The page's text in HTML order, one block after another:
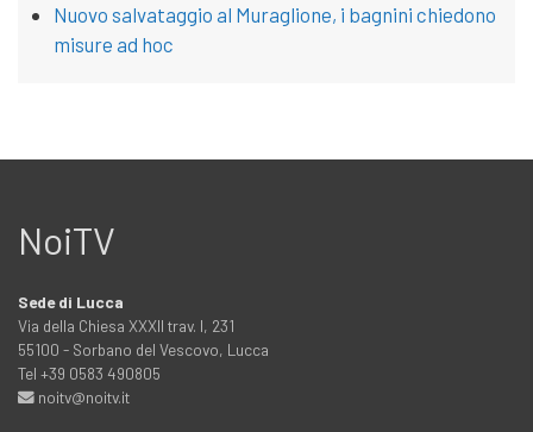
Nuovo salvataggio al Muraglione, i bagnini chiedono
misure ad hoc
NoiTV
Sede di Lucca
Via della Chiesa XXXII trav. I, 231
55100 - Sorbano del Vescovo, Lucca
Tel +39 0583 490805
noitv@noitv.it